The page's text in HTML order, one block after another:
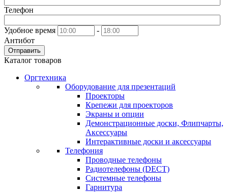
Телефон
Удобное время
-
Антибот
Отправить
Каталог товаров
Оргтехника
Оборудование для презентаций
Проекторы
Крепежи для проекторов
Экраны и опции
Демонстрационные доски, Флипчарты,
Аксессуары
Интерактивные доски и аксессуары
Телефония
Проводные телефоны
Радиотелефоны (DECT)
Системные телефоны
Гарнитура